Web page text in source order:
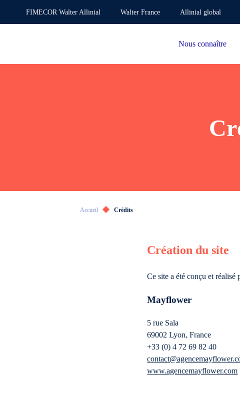
FIMECOR Walter Allinial Walter France Allinial global
Nous connaître
Accueil Crédits
Création du site
Ce site a été conçu et réalisé
Mayflower
5 rue Sala
69002 Lyon, France
+33 (0) 4 72 69 82 40
www.agencemayflower.com